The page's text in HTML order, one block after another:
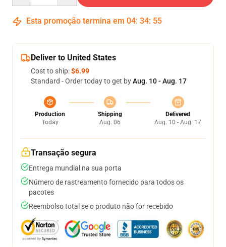
Esta promoção termina em 04: 34: 54
Deliver to United States
Cost to ship:$6.99
Standard - Order today to get byAug. 10 - Aug. 17
Production
Today
Shipping
Aug. 06
Delivered
Aug. 10 - Aug. 17
Transação segura
Entrega mundial na sua porta
Número de rastreamento fornecido para todos os
pacotes
Reembolso total se o produto não for recebido